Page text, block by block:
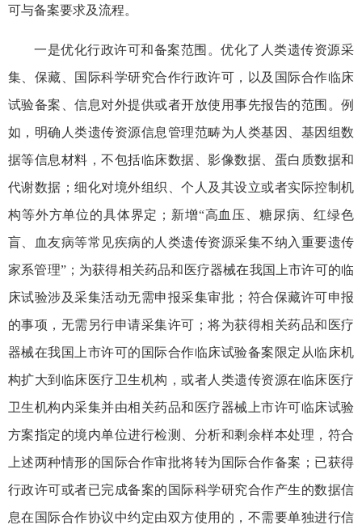
可与备案要求及流程。
一是优化行政许可和备案范围。优化了人类遗传资源采
集、保藏、国际科学研究合作行政许可，以及国际合作临床
试验备案、信息对外提供或者开放使用事先报告的范围。例
如，明确人类遗传资源信息管理范畴为人类基因、基因组数
据等信息材料，不包括临床数据、影像数据、蛋白质数据和
代谢数据；细化对境外组织、个人及其设立或者实际控制机
构等外方单位的具体界定；新增“高血压、糖尿病、红绿色
盲、血友病等常见疾病的人类遗传资源采集不纳入重要遗传
家系管理”；为获得相关药品和医疗器械在我国上市许可的临
床试验涉及采集活动无需申报采集审批；符合保藏许可申报
的事项，无需另行申请采集许可；将为获得相关药品和医疗
器械在我国上市许可的国际合作临床试验备案限定从临床机
构扩大到临床医疗卫生机构，或者人类遗传资源在临床医疗
卫生机构内采集并由相关药品和医疗器械上市许可临床试验
方案指定的境内单位进行检测、分析和剩余样本处理，符合
上述两种情形的国际合作审批将转为国际合作备案；已获得
行政许可或者已完成备案的国际科学研究合作产生的数据信
息在国际合作协议中约定由双方使用的，不需要单独进行信